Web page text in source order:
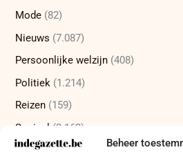
Beheer
Mode (82)
Nieuws (7.087)
Persoonlijke welzijn (408)
Politiek (1.214)
Reizen (159)
Sociaal (2.162)
Sport(232)